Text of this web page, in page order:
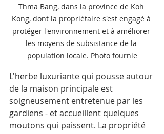
Thma Bang, dans la province de Koh
Kong, dont la propriétaire s'est engagé à
protéger l'environnement et à améliorer
les moyens de subsistance de la
population locale. Photo fournie
L'herbe luxuriante qui pousse autour
de la maison principale est
soigneusement entretenue par les
gardiens - et accueillent quelques
moutons qui paissent. La propriété